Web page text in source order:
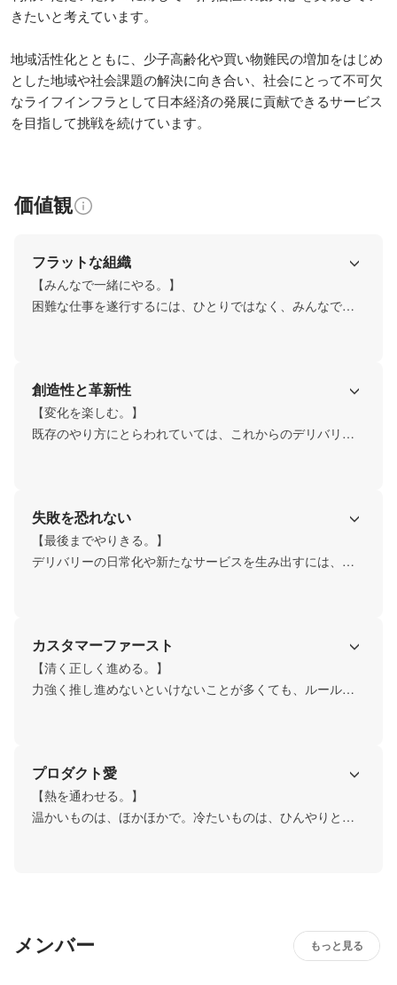
きたいと考えています。
地域活性化とともに、少子高齢化や買い物難民の増加をはじめ
とした地域や社会課題の解決に向き合い、社会にとって不可欠
なライフインフラとして日本経済の発展に貢献できるサービス
を目指して挑戦を続けています。
価値観
フラットな組織
【みんなで一緒にやる。】
困難な仕事を遂行するには、ひとりではなく、みんなで取
創造性と革新性
【変化を楽しむ。】
既存のやり方にとらわれていては、これからのデリバリー
失敗を恐れない
【最後までやりきる。】
デリバリーの日常化や新たなサービスを生み出すには、時
す。
カスタマーファースト
【清く正しく進める。】
力強く推し進めないといけないことが多くても、ルールを
【相手目線になる。】
私たちが創出するサービスは、お店が届けたいモノがあ
り、配達してくれるパートナーがいて、最終的に受け取っ
プロダクト愛
【熱を通わせる。】
温かいものは、ほかほかで。冷たいものは、ひんやりと。
メンバー もっと見る